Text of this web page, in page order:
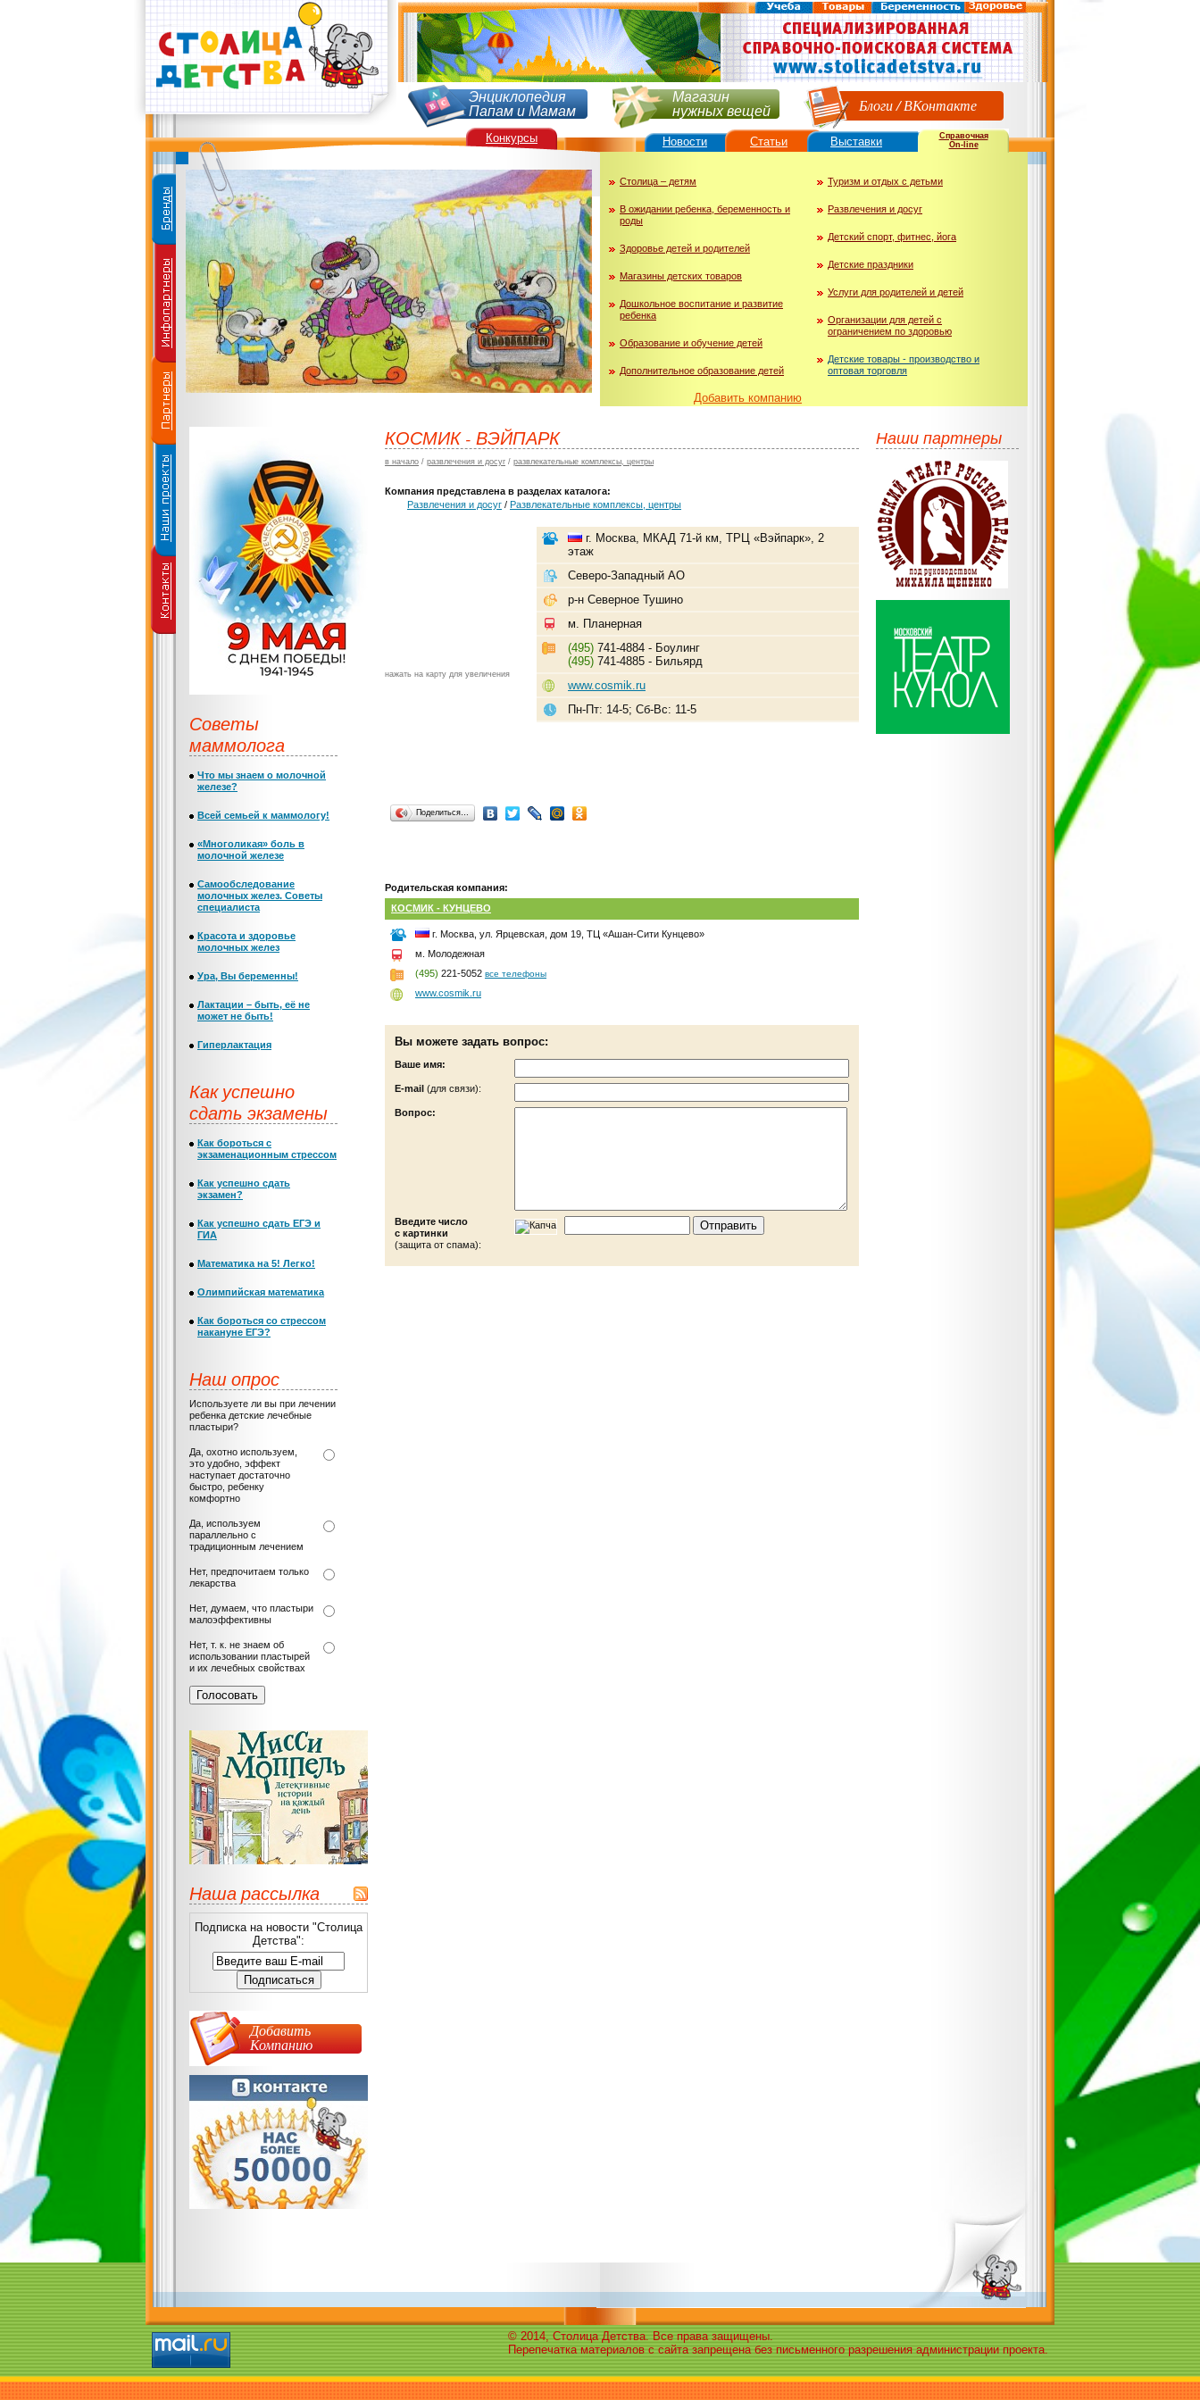
Энциклопедия
Папам и Мамам
Магазин
нужных вещей Блоги/ВКонтакте
Столица – детям
В ожидании ребенка, беременность и
роды
Здоровье детей и родителей
Магазины детских товаров
Дошкольное воспитание и развитие
ребенка
Образование и обучение детей
Дополнительное образование детей
Туризм и отдых с детьми
Развлечения и досуг
Детский спорт, фитнес, йога
Детские праздники
Услуги для родителей и детей
Организации для детей с
ограничением по здоровью
Детские товары - производство и
оптовая торговля
Добавить компанию
Справочная
On-line
КОСМИК - ВЭЙПАРК
в начало / развлечения и досуг / развлекательные комплексы, центры
Компания представлена в разделах каталога:
Развлечения и досуг / Развлекательные комплексы, центры
нажать на карту для увеличения
г. Москва, МКАД 71-й км, ТРЦ «Вэйпарк», 2
этаж
Северо-Западный АО
р-н Северное Тушино
м. Планерная
(495) 741-4884 - Боулинг
(495) 741-4885 - Бильярд
www.cosmik.ru
Пн-Пт: 14-5; Сб-Вс: 11-5
Поделиться…
Родительская компания:
КОСМИК - КУНЦЕВО
г. Москва, ул. Ярцевская, дом 19, ТЦ «Ашан-Сити Кунцево»
м. Молодежная
(495) 221-5052 все телефоны
www.cosmik.ru
Вы можете задать вопрос:
Ваше имя:
Е-mail (для связи):
Вопрос:
Введите число
с картинки
(защита от спама):
Советы
маммолога
Что мы знаем о молочной
железе?
Всей семьей к маммологу!
«Многоликая» боль в
молочной железе
Самообследование
молочных желез. Советы
специалиста
Красота и здоровье
молочных желез
Ура, Вы беременны!
Лактации – быть, её не
может не быть!
Гиперлактация
Как успешно
сдать экзамены
Как бороться с
экзаменационным стрессом
Как успешно сдать
экзамен?
Как успешно сдать ЕГЭ и
ГИА
Математика на 5! Легко!
Олимпийская математика
Как бороться со стрессом
накануне ЕГЭ?
Наш опрос
Используете ли вы при лечении
ребенка детские лечебные
пластыри?
Да, охотно используем,
это удобно, эффект
наступает достаточно
быстро, ребенку
комфортно
Да, используем
параллельно с
традиционным лечением
Нет, предпочитаем только
лекарства
Нет, думаем, что пластыри
малоэффективны
Нет, т. к. не знаем об
использовании пластырей
и их лечебных свойствах
Наша рассылка
Подписка на новости "Столица
Детства":
Добавить
Компанию
Наши партнеры
Конкурсы Новости Статьи Выставки
© 2014, Столица Детства. Все права защищены.
Перепечатка материалов с сайта запрещена без письменного разрешения администрации проекта.